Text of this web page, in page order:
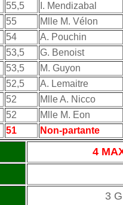
55,5
I. Mendizabal
55
Mlle M. Vélon
54
A. Pouchin
53,5
G. Benoist
53,5
M. Guyon
52,5
A. Lemaitre
52
Mlle A. Nicco
52
Mlle M. Eon
51 Non-partante
4
3